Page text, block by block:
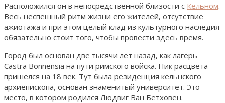
Расположился он в непосредственной близости с Кельном.
Весь неспешный ритм жизни его жителей, отсутствие
ажиотажа и при этом целый клад из культурного наследия
обязательно стоит того, чтобы провести здесь время.
Город был основан две тысячи лет назад, как лагерь
Castra Bonnensia на пути римского войска. Пик расцвета
пришелся на 18 век. Тут была резиденция кельнского
архиепископа, основан знаменитый университет. Это
место, в котором родился Людвиг Ван Бетховен.